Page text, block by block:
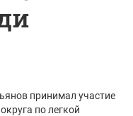
принимал участие
по легкой